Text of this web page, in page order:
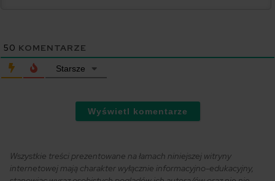
50 KOMENTARZE
Starsze
Wyświetl komentarze
Wszystkie treści prezentowane na łamach niniejszej witryny
internetowej mają charakter wyłącznie informacyjno-edukacyjny,